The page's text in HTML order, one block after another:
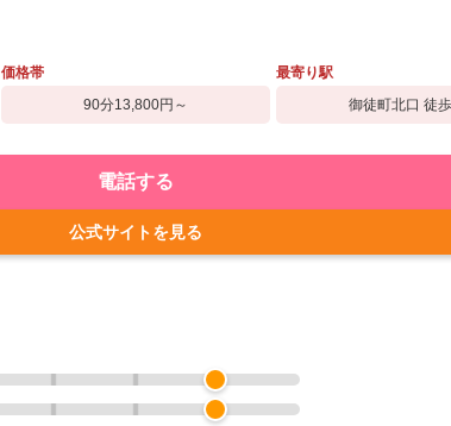
価格帯
90分13,800円～
最寄り駅
御徒町北口 徒
電話する
公式サイトを見る